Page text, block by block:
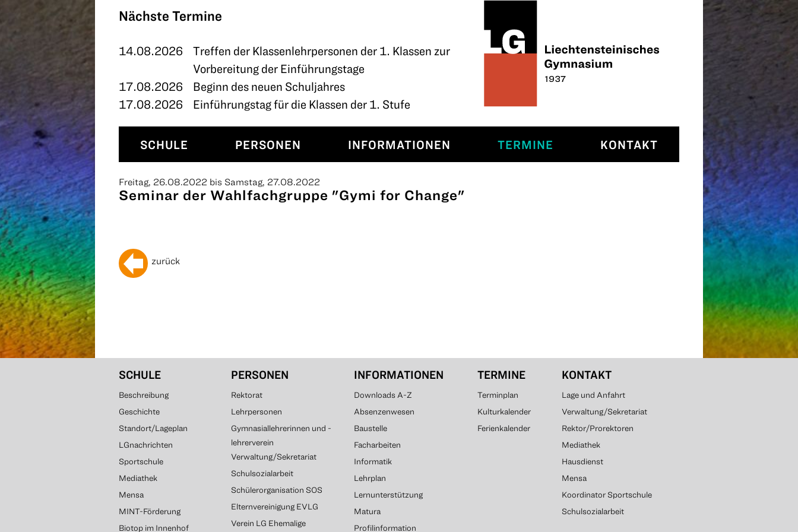
Nächste Termine
14.08.2026
Treffen der Klassenlehrpersonen der 1. Klassen zur
Vorbereitung der Einführungstage
17.08.2026
Beginn des neuen Schuljahres
17.08.2026
Einführungstag für die Klassen der 1. Stufe
SCHULE PERSONEN INFORMATIONEN TERMINE KONTAKT
KONTAKT
Freitag, 26.08.2022 bis Samstag, 27.08.2022
Seminar der Wahlfachgruppe "Gymi for Change"
zurück
SCHULE
Beschreibung
Geschichte
Standort/Lageplan
LGnachrichten
Sportschule
Mediathek
Mensa
MINT-Förderung
Biotop im Innenhof
PERSONEN
Rektorat
Lehrpersonen
Gymnasiallehrerinnen und -
lehrerverein
Verwaltung/Sekretariat
Schulsozialarbeit
Schülerorganisation SOS
Elternvereinigung EVLG
Verein LG Ehemalige
INFORMATIONEN
Downloads A-Z
Absenzenwesen
Baustelle
Facharbeiten
Informatik
Lehrplan
Lernunterstützung
Matura
Profilinformation
TERMINE
Terminplan
Kulturkalender
Ferienkalender
KONTAKT
Lage und Anfahrt
Verwaltung/Sekretariat
Rektor/Prorektoren
Mediathek
Hausdienst
Mensa
Koordinator Sportschule
Schulsozialarbeit